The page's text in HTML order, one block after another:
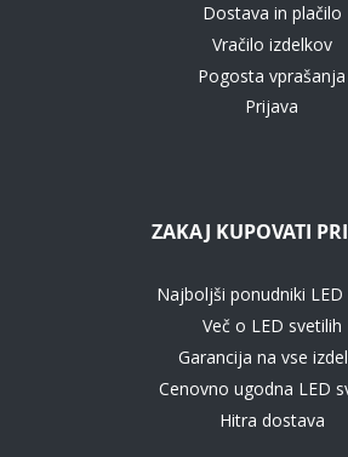
Dostava in plačilo
Vračilo izdelkov
Pogosta vprašanja
Prijava
ZAKAJ KUPOVATI
Najboljši ponudniki LED
Več o LED svetilih
Garancija na vse
Cenovno ugodna LED
Hitra dostava